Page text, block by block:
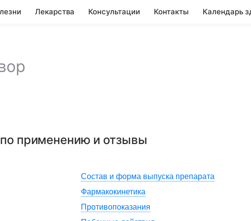
Лекарства Консультации Контакты Календарь
применению и отзывы
Состав и форма выпуска препарата
Фармакокинетика
Противопоказания